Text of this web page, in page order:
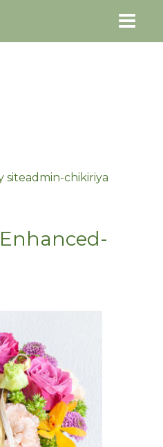
siteadmin-chikiriya